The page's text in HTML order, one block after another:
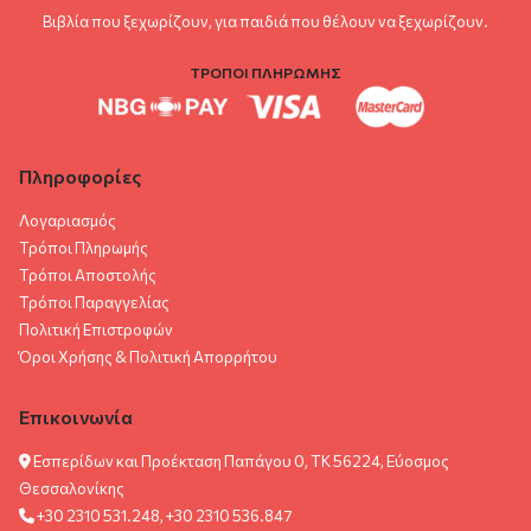
Βιβλία που ξεχωρίζουν, για παιδιά που θέλουν να ξεχωρίζουν.
ΤΡΟΠΟΙ ΠΛΗΡΩΜΗΣ
Πληροφορίες
Λογαριασμός
Τρόποι Πληρωμής
Τρόποι Αποστολής
Τρόποι Παραγγελίας
Πολιτική Επιστροφών
Όροι Χρήσης & Πολιτική Aπορρήτου
Επικοινωνία
Εσπερίδων και Προέκταση Παπάγου 0, ΤΚ 56224, Εύοσμος
Θεσσαλονίκης
+30 2310 531.248, +30 2310 536.847